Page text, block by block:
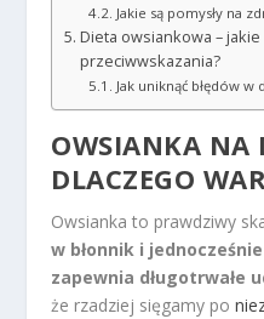
Jakie są pomysły na
Dieta owsiankowa – jakie
przeciwwskazania?
Jak uniknąć błędów
OWSIANKA NA
DLACZEGO
Owsianka to prawdziwy
w błonnik i
zapewnia długotrwałe
że rzadziej sięgamy po